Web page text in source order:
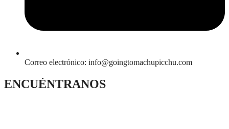
Correo electrónico: info@goingtomachupicchu.com
ENCUÉNTRANOS